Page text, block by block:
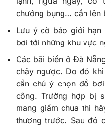
chướng bụng… cần lên
Lưu ý cờ báo giới hạn
bơi tới những khu vực
Các bãi biển ở Đà
chảy ngược. Do đó
cần chú ý chọn đồ
công. Trường hợp bị
mang giấm chua thì
thương trước. Sau đó